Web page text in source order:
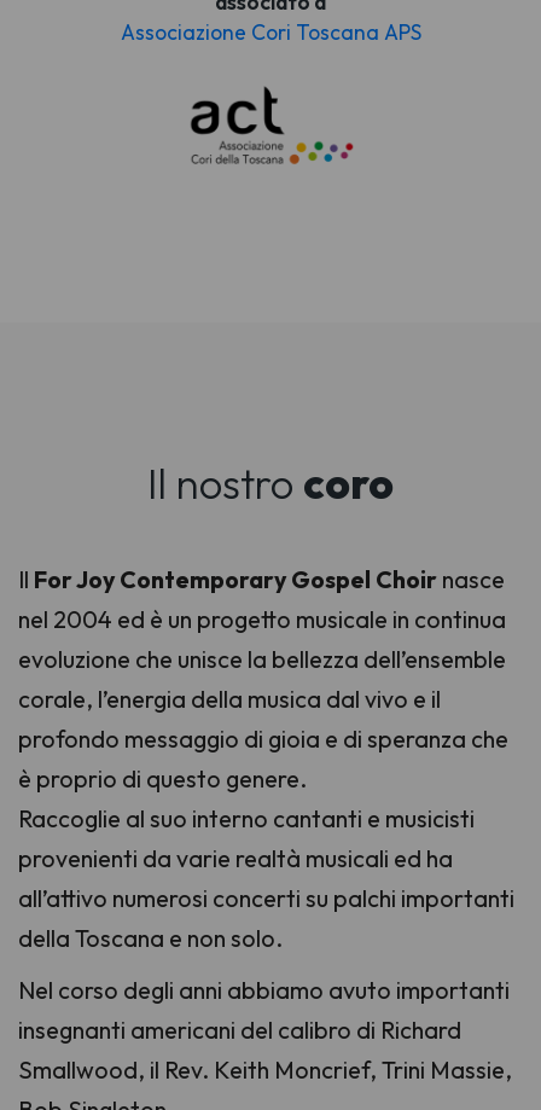
Associazione Cori Toscana APS
Il nostro coro
Il For Joy Contemporary Gospel Choir nasce
nel 2004 ed è un progetto musicale in continua
evoluzione che unisce la bellezza dell’ensemble
corale, l’energia della musica dal vivo e il
profondo messaggio di gioia e di speranza che
è proprio di questo genere.
Raccoglie al suo interno cantanti e musicisti
provenienti da varie realtà musicali ed ha
all’attivo numerosi concerti su palchi importanti
della Toscana e non solo.
Nel corso degli anni abbiamo avuto importanti
insegnanti americani del calibro di Richard
Smallwood, il Rev. Keith Moncrief, Trini Massie,